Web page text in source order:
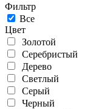
Фильтр
Все
Цвет
Золотой
Серебристый
Дерево
Светлый
Серый
Черный